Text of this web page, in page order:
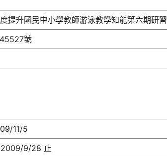
提升國民中小學教師游泳教學知能第六期研習
號
11/5
9/28 止